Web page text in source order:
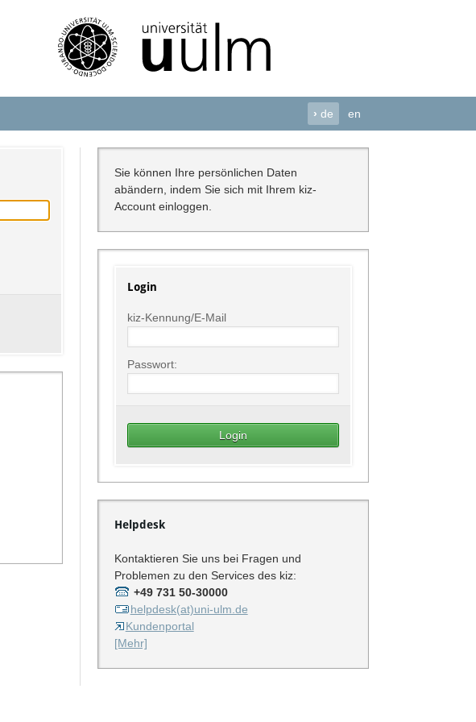
› de en
Sie können Ihre persönlichen Daten
abändern, indem Sie sich mit Ihrem kiz-
Account einloggen.
Login
kiz-Kennung/E-Mail
Passwort:
Helpdesk
Kontaktieren Sie uns bei Fragen und
Problemen zu den Services des kiz:
+49 731 50-30000
helpdesk(at)uni-ulm.de
Kundenportal
[Mehr]